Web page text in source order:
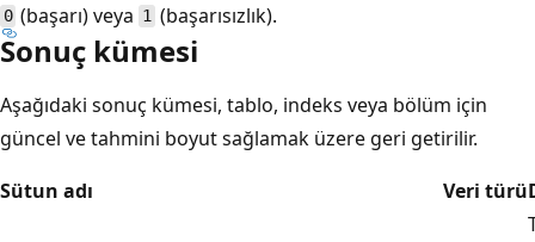
0 (başarı) veya 1(başarısızlık).
Sonuç kümesi
Aşağıdaki sonuç kümesi, tablo, indeks veya bölüm için
güncel ve tahmini boyut sağlamak üzere geri getirilir.
Sütun adı
Veri türü